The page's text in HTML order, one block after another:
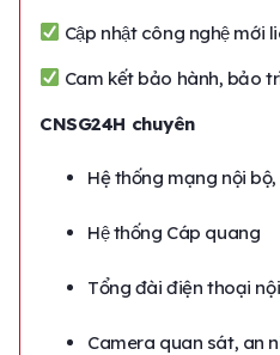
Cập nhật công nghệ mới
Cam kết bảo hành, bảo
CNSG24H chuyên
Hệ thống mạng nội
Hệ thống Cáp quang
Tổng đài điện thoại
Camera quan sát, an